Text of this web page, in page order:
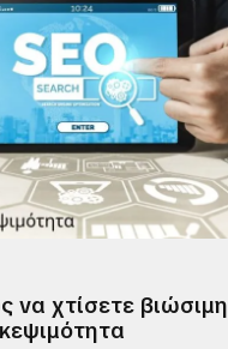
να χτίσετε βιώσιμη